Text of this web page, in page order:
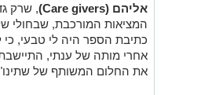
אליהם (Care givers)
, שרק
המציאות המורכבת, שבחולי
כתיבת הספר היה לי טבעי, כי
אחרי מותה של ענתי,
את החלום המשותף של